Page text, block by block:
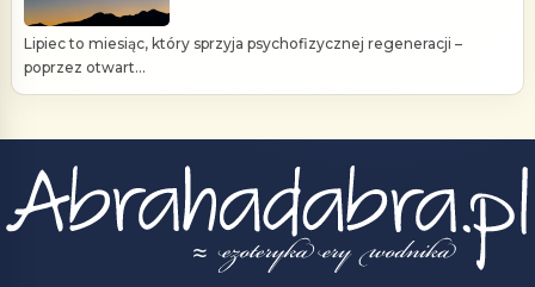
Lipiec to miesiąc, który sprzyja psychofizycznej regeneracji –
poprzez otwart...